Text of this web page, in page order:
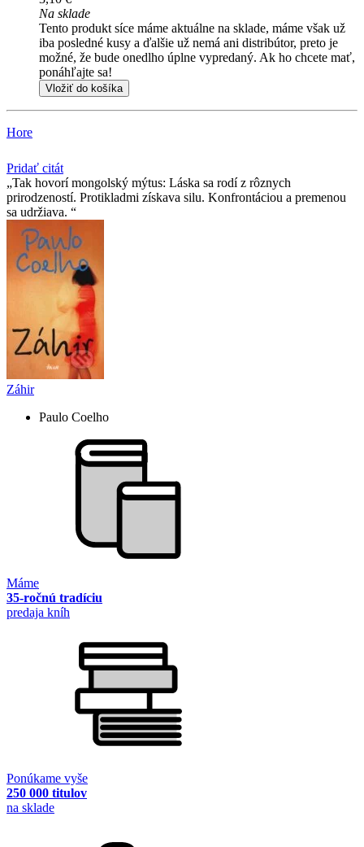
Na sklade
Tento produkt síce máme aktuálne na sklade, máme však už
iba posledné kusy a ďalšie už nemá ani distribútor, preto je
možné, že bude onedlho úplne vypredaný. Ak ho chcete mať,
ponáhľajte sa!
Vložiť do košíka
Hore
Pridať citát
Tak hovorí mongolský mýtus: Láska sa rodí z rôznych
prirodzeností. Protikladmi získava silu. Konfrontáciou a premenou
sa udržiava.
Záhir
Paulo Coelho
Máme
35-ročnú tradíciu
predaja kníh
Ponúkame vyše
250 000 titulov
na sklade